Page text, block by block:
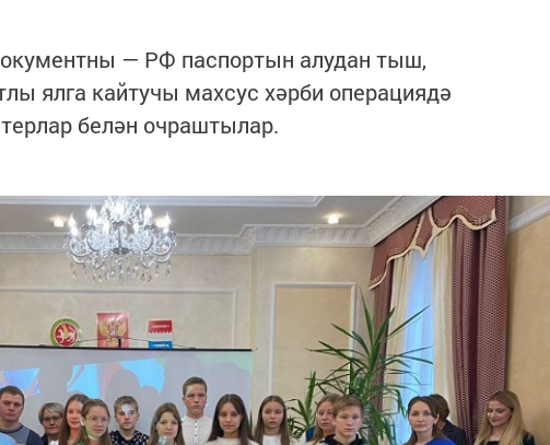
— РФ паспортын алудан тыш,
ялга кайтучы махсус хәрби операциядә
белән очраштылар.